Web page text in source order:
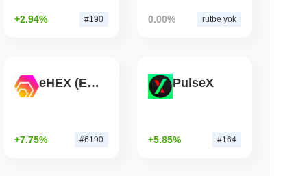
+2.94% #190 0.00% rütbe yok
eHEX (Ethereum)
+7.75% #6190
PulseX
+5.85% #164